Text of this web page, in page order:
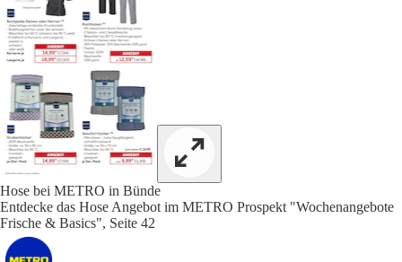
Hose bei METRO in Bünde
Entdecke das Hose Angebot im METRO Prospekt "Wochenangebote
Frische & Basics", Seite 42